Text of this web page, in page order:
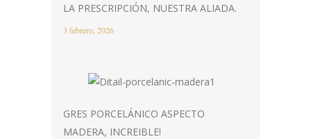
LA PRESCRIPCIÓN, NUESTRA ALIADA.
3 febrero, 2026
GRES PORCELÁNICO ASPECTO
MADERA, INCREIBLE!